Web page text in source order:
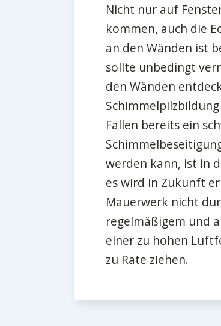
Nicht nur auf
kommen, auch die
an den Wänden ist
sollte unbedingt
den Wänden
Fällen bereits ein
werden kann, ist in
es wird in Zukunft
Mauerwerk nicht
regelmäßigem und
einer zu hohen
zu Rate ziehen.